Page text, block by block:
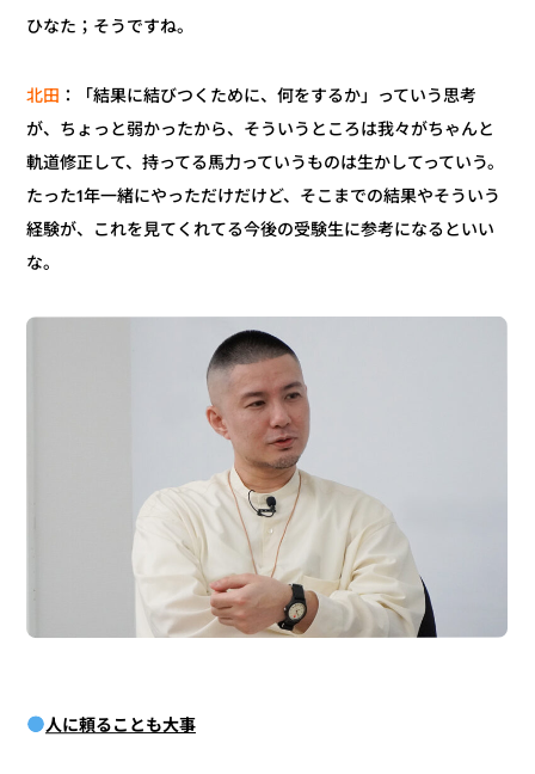
ひなた；そうですね。
北田 ：「結果に結びつくために、何をするか」っていう思考
が、ちょっと弱かったから、そういうところは我々がちゃんと
軌道修正して、持ってる馬力っていうものは生かしてっていう。
たった1年一緒にやっただけだけど、そこまでの結果やそういう
経験が、これを見てくれてる今後の受験生に参考になるといい
な。
人に頼ることも大事